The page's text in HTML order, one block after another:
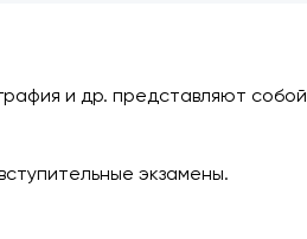
и др. представляют собой
экзамены.